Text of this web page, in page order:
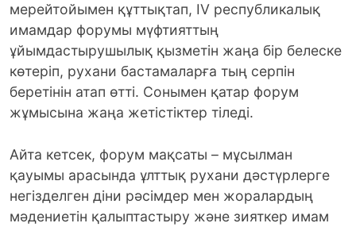
мерейтойымен құттықтап, IV республикалық
имамдар форумы мүфтияттың
ұйымдастырушылық қызметін жаңа бір белеске
көтеріп, рухани бастамаларға тың серпін
беретінін атап өтті. Сонымен қатар форум
жұмысына жаңа жетістіктер тіледі.
Айта кетсек, форум мақсаты – мұсылман
қауымы арасында ұлттық рухани дәстүрлерге
негізделген діни рәсімдер мен жоралардың
мәдениетін қалыптастыру және зияткер имам